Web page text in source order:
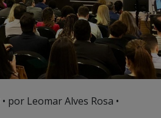
• por Leomar Alves Rosa •